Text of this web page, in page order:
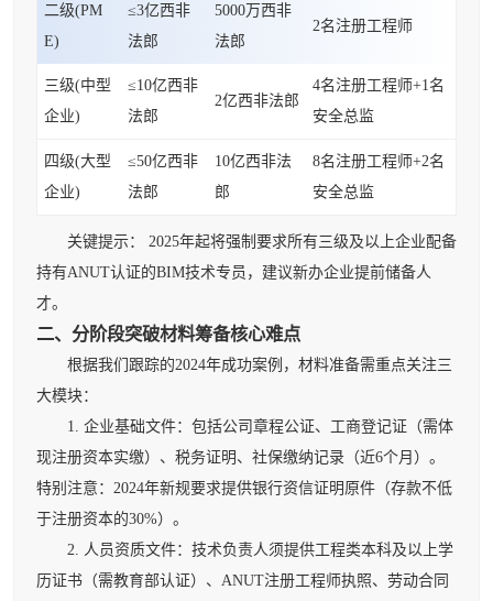
二级(PM
E)
≤3亿西非
法郎
5000万西非
法郎
2名注册工程师
三级(中型
企业)
≤10亿西非
法郎
2亿西非法郎
4名注册工程师+1名
安全总监
四级(大型
企业)
≤50亿西非
法郎
10亿西非法
郎
8名注册工程师+2名
安全总监
关键提示： 2025年起将强制要求所有三级及以上企业配备
持有ANUT认证的BIM技术专员，建议新办企业提前储备人
才。
二、分阶段突破材料筹备核心难点
根据我们跟踪的2024年成功案例，材料准备需重点关注三
大模块：
1. 企业基础文件：包括公司章程公证、工商登记证（需体
现注册资本实缴）、税务证明、社保缴纳记录（近6个月）。
特别注意：2024年新规要求提供银行资信证明原件（存款不低
于注册资本的30%）。
2. 人员资质文件：技术负责人须提供工程类本科及以上学
历证书（需教育部认证）、ANUT注册工程师执照、劳动合同